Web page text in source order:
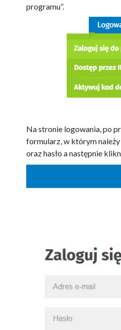
programu”.
Na stronie logowania, po
formularz, w którym
oraz hasło a następnie